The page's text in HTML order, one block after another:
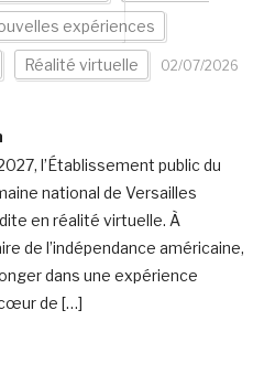
expériences
Réalité virtuelle
02/07/2026
l’Établissement public du
national de Versailles
en réalité virtuelle. À
de l’indépendance américaine,
dans une expérience
de […]